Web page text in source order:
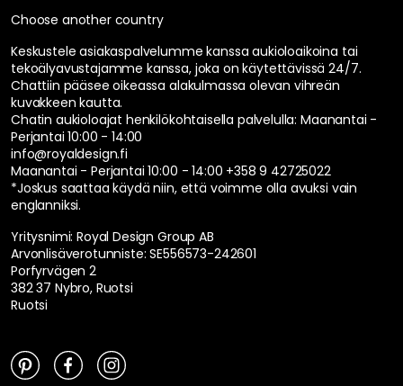
Choose another country
Keskustele asiakaspalvelumme kanssa aukioloaikoina tai
tekoälyavustajamme kanssa, joka on käytettävissä 24/7.
Chattiin pääsee oikeassa alakulmassa olevan vihreän
kuvakkeen kautta.
Chatin aukioloajat henkilökohtaisella palvelulla: Maanantai -
Perjantai 10:00 - 14:00
info@royaldesign.fi
Maanantai - Perjantai 10:00 - 14:00 +358 9 42725022
*Joskus saattaa käydä niin, että voimme olla avuksi vain
englanniksi.
Yritysnimi: Royal Design Group AB
Arvonlisäverotunniste: SE556573-242601
Porfyrvägen 2
382 37 Nybro, Ruotsi
Ruotsi